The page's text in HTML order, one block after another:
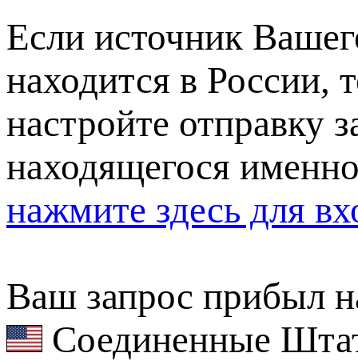
Если источник
находится в России,
настройте отправку
находящегося
нажмите здесь для
Ваш запрос прибыл
Соединенные